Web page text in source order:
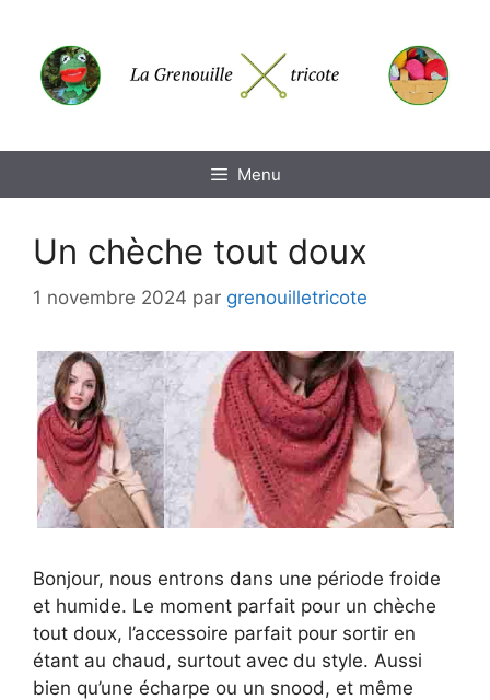
contenu
Menu
Un chèche tout doux
1 novembre 2024 par grenouilletricote
Bonjour, nous entrons dans une période froide
et humide. Le moment parfait pour un chèche
tout doux, l’accessoire parfait pour sortir en
étant au chaud, surtout avec du style. Aussi
bien qu’une écharpe ou un snood, et même